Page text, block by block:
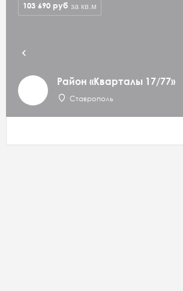
Район «Кварталы 17/77»
Ставрополь
103 690 руб за кв.м